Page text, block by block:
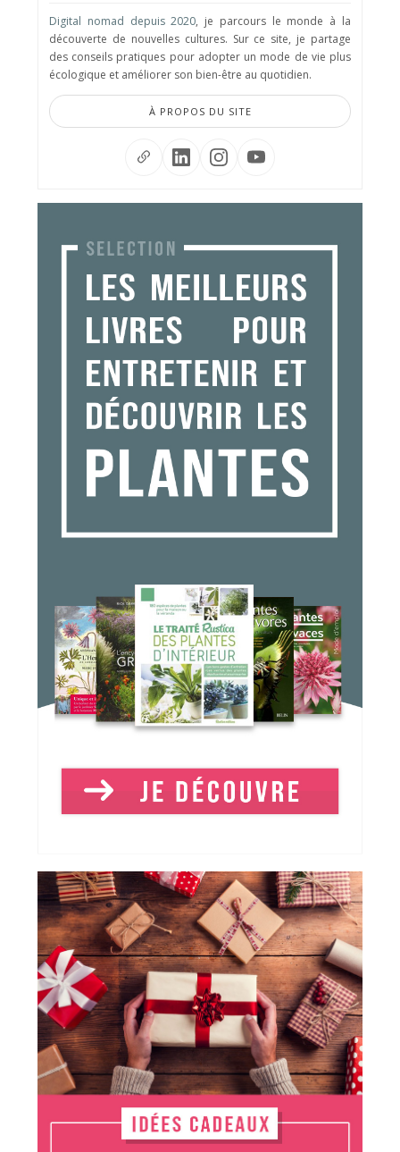
Digital nomad depuis 2020, je parcours le monde à la
découverte de nouvelles cultures. Sur ce site, je partage
des conseils pratiques pour adopter un mode de vie plus
écologique et améliorer son bien-être au quotidien.
À PROPOS DU SITE